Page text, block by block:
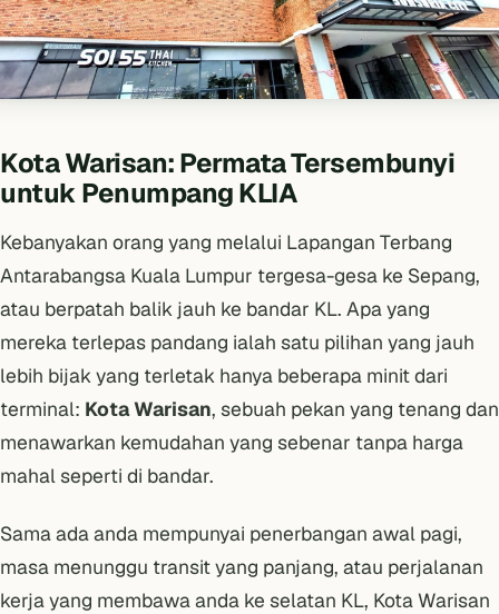
Kota Warisan: Permata Tersembunyi
untuk Penumpang KLIA
Kebanyakan orang yang melalui Lapangan Terbang
Antarabangsa Kuala Lumpur tergesa-gesa ke Sepang,
atau berpatah balik jauh ke bandar KL. Apa yang
mereka terlepas pandang ialah satu pilihan yang jauh
lebih bijak yang terletak hanya beberapa minit dari
terminal: Kota Warisan, sebuah pekan yang tenang dan
menawarkan kemudahan yang sebenar tanpa harga
mahal seperti di bandar.
Sama ada anda mempunyai penerbangan awal pagi,
masa menunggu transit yang panjang, atau perjalanan
kerja yang membawa anda ke selatan KL, Kota Warisan